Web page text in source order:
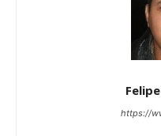
https://